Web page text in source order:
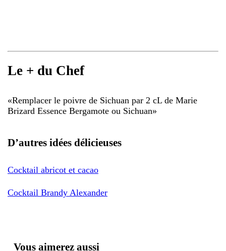
Le + du Chef
«Remplacer le poivre de Sichuan par 2 cL de Marie
Brizard Essence Bergamote ou Sichuan»
D’autres idées délicieuses
Cocktail abricot et cacao
Cocktail Brandy Alexander
Vous aimerez aussi